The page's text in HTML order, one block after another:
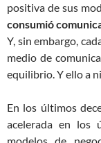
positiva de sus
consumió
Y, sin embargo,
medio de
equilibrio. Y ello a
En los últimos
acelerada en los